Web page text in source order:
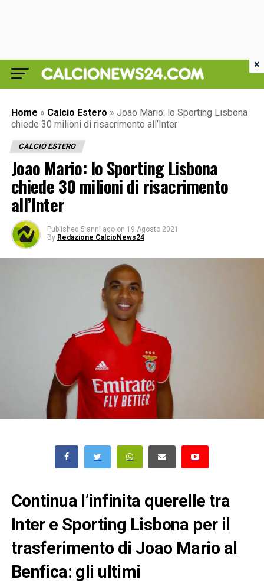
Home » Calcio Estero » Joao Mario: lo Sporting Lisbona
chiede 30 milioni di risacrimento all’Inter
CALCIO ESTERO
Joao Mario: lo Sporting Lisbona
chiede 30 milioni di risacrimento
all’Inter
Published 5 anni ago on 19 Agosto 2021
By Redazione CalcioNews24
Continua l’infinita querelle tra
Inter e Sporting Lisbona per il
trasferimento di Joao Mario al
Benfica: gli ultimi
×